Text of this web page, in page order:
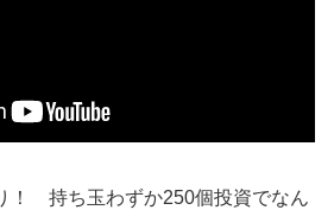
！ 持ち玉わずか250個投資でなん